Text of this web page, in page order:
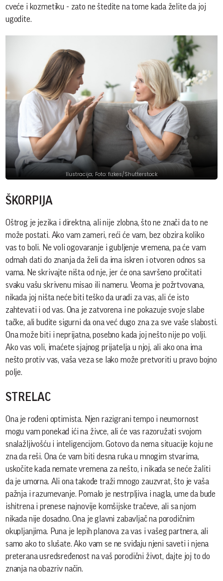
cveće i kozmetiku - zato ne štedite na tome kada želite da joj
ugodite.
Ilustracija; Foto: fizkes/Shutterstock
ŠKORPIJA
Oštrog je jezika i direktna, ali nije zlobna, što ne znači da to ne
može postati. Ako vam zameri, reći će vam, bez obzira koliko
vas to boli. Ne voli ogovaranje i gubljenje vremena, pa će vam
odmah dati do znanja da želi da ima iskren i otvoren odnos sa
vama. Ne skrivajte ništa od nje, jer će ona savršeno pročitati
svaku vašu skrivenu misao ili nameru. Veoma je požrtvovana,
nikada joj ništa neće biti teško da uradi za vas, ali će isto
zahtevati i od vas. Ona je zatvorena i ne pokazuje svoje slabe
tačke, ali budite sigurni da ona već dugo zna za sve vaše slabosti.
Ona može biti i neprijatna, posebno kada joj nešto nije po volji.
Ako vas voli, imaćete sjajnog prijatelja u njoj, ali ako ona ima
nešto protiv vas, vaša veza se lako može pretvoriti u pravo bojno
polje.
STRELAC
Ona je rođeni optimista. Njen razigrani tempo i neumornost
mogu vam ponekad ići na živce, ali će vas razoružati svojom
snalažljivošću i inteligencijom. Gotovo da nema situacije koju ne
zna da reši. Ona će vam biti desna ruka u mnogim stvarima,
uskočite kada nemate vremena za nešto, i nikada se neće žaliti
da je umorna. Ali ona takođe traži mnogo zauzvrat, što je vaša
pažnja i razumevanje. Pomalo je nestrpljiva i nagla, ume da bude
ishitrena i prenese najnovije komšijske tračeve, ali sa njom
nikada nije dosadno. Ona je glavni zabavljač na porodičnim
okupljanjima. Puna je lepih planova za vas i vašeg partnera, ali
samo ako to slušate. Ako vam se ne sviđaju njeni saveti i njena
preterana usredsređenost na vaš porodični život, dajte joj to do
znanja na obazriv način.